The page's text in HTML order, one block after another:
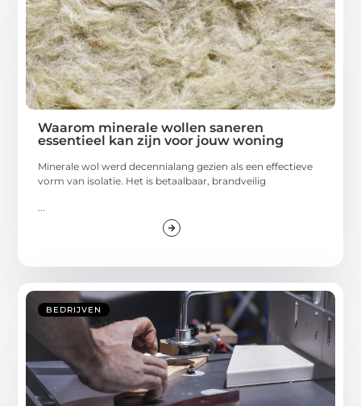
Waarom minerale wollen saneren
essentieel kan zijn voor jouw woning
Minerale wol werd decennialang gezien als een effectieve
vorm van isolatie. Het is betaalbaar, brandveilig
BEDRIJVEN